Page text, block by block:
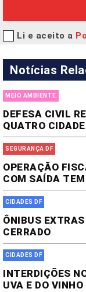
Li e aceito a
Notícias
MEIO AMBIENTE
DEFESA CIVIL
QUATRO
SEGURANÇA DF
OPERAÇÃO
COM SAÍDA
CIDADES DF
ÔNIBUS
CERRADO
CIDADES DF
INTERDIÇÕES
UVA E DO VINHO